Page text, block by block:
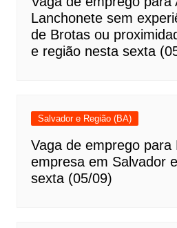
Lanchonete sem
de Brotas ou
e região nesta sexta
Salvador e Região (BA)
Vaga de emprego
empresa em Salvador
sexta (05/09)